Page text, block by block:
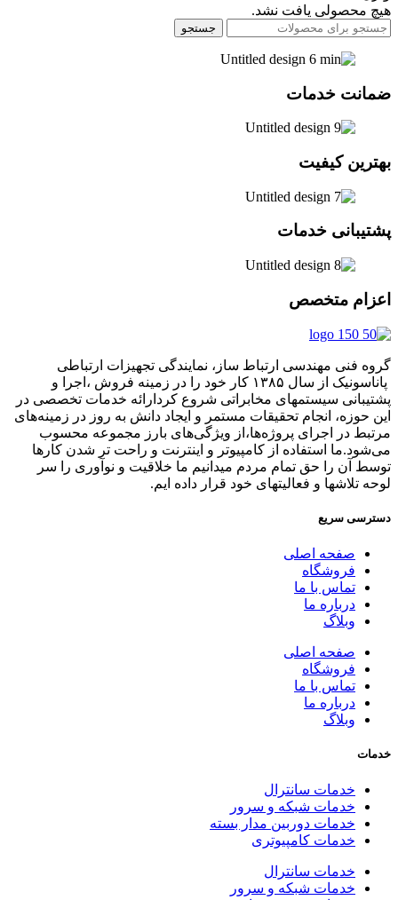
هیچ محصولی یافت نشد.
جستجو
ضمانت خدمات
بهترین کیفیت
پشتیبانی خدمات
اعزام متخصص
گروه فنی مهندسی ارتباط ساز، نمایندگی تجهیزات ارتباطی
پاناسونیک از سال ۱۳۸۵ کار خود را در زمینه فروش ،اجرا و
پشتیبانی سیستمهای مخابراتی شروع کردارائه خدمات تخصصی در
این حوزه، انجام تحقیقات مستمر و ایجاد دانش به‌ روز در زمینه‌های
مرتبط در اجرای پروژه‌ها،از ویژگی‌های بارز مجموعه محسوب
می‌شود.ما استفاده از کامپیوتر و اینترنت و راحت تر شدن کارها
توسط آن را حق تمام مردم میدانیم ما خلاقیت و نوآوری را سر
لوحه تلاشها و فعالیتهای خود قرار داده ایم.
دسترسی سریع
صفحه اصلی
فروشگاه
تماس با ما
درباره ما
وبلاگ
صفحه اصلی
فروشگاه
تماس با ما
درباره ما
وبلاگ
خدمات
خدمات سانترال
خدمات شبکه و سرور
خدمات دوربین مدار بسته
خدمات کامپیوتری
خدمات سانترال
خدمات شبکه و سرور